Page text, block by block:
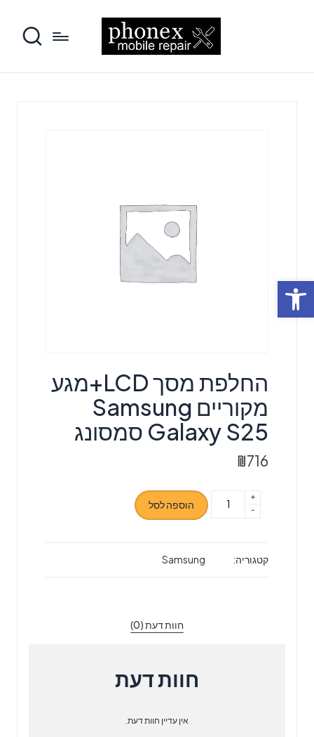
פתח סרגל נגישות
החלפת מסך LCD+מגע
מקוריים Samsung
Galaxy S25 סמסונג
₪716
כמות
LCD+מגע
-
+
הוספה לסל
קטגוריה: Samsung
חוות דעת (0)
חוות דעת
אין עדיין חוות דעת.